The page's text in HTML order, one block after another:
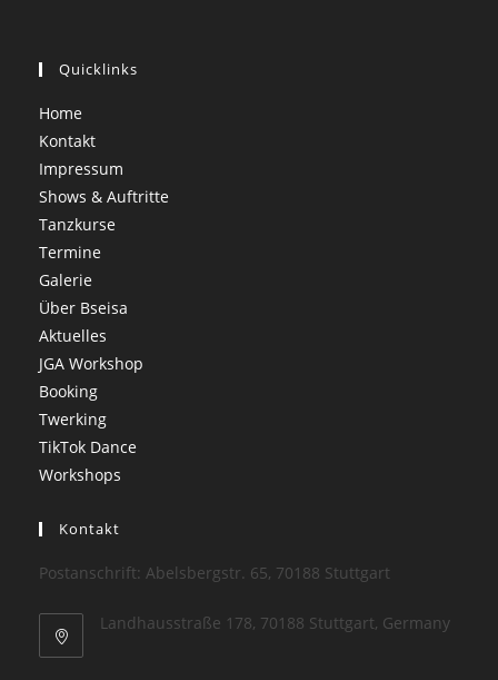
Quicklinks
Home
Kontakt
Impressum
Shows & Auftritte
Tanzkurse
Termine
Galerie
Über Bseisa
Aktuelles
JGA Workshop
Booking
Twerking
TikTok Dance
Workshops
Kontakt
Postanschrift: Abelsbergstr. 65, 70188 Stuttgart
Landhausstraße 178, 70188 Stuttgart, Germany